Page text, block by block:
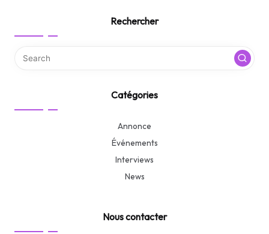
Rechercher
Catégories
Annonce
Événements
Interviews
News
Nous contacter